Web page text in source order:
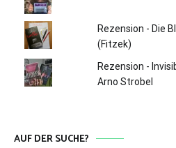
Rezension - Die
(Fitzek)
Rezension -
Arno Strobel
AUF DER SUCHE?